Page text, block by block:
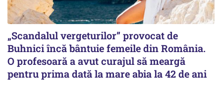
„Scandalul vergeturilor” provocat de
Buhnici încă bântuie femeile din România.
O profesoară a avut curajul să meargă
pentru prima dată la mare abia la 42 de ani